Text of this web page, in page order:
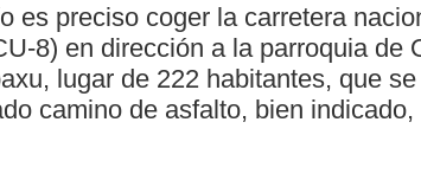
es preciso coger la carretera
8) en dirección a la parroquia de
lugar de 222 habitantes, que
camino de asfalto, bien